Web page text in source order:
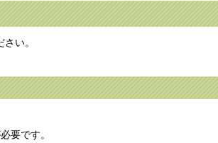
い。
要です。